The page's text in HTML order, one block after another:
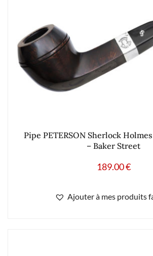
Pipe PETERSON Sherlock
– Baker Street
189.00€
Ajouter à mes produits